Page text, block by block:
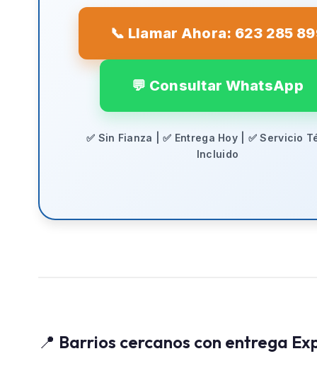
📞 Llamar Ahora: 623 285
💬 Consultar WhatsApp
✅ Sin Fianza | ✅ Entrega Hoy | ✅ Servicio
Incluido
📍 Barrios cercanos con entrega